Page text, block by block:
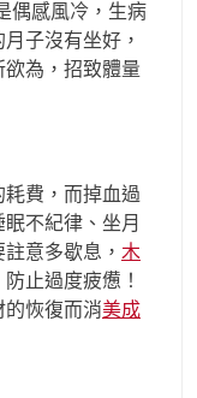
偶感風冷，生病
子沒有坐好，
為，招致體量
費，而掉血過
不紀律、坐月
意多歇息， 木
止過度疲憊！
的恢復而消美成